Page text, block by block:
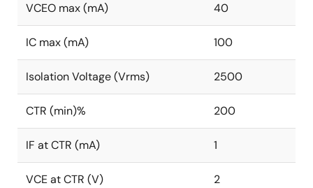
VCEO max (mA) 40
IC max (mA) 100
Isolation Voltage (Vrms) 2500
CTR (min)% 200
IF at CTR (mA) 1
VCE at CTR (V) 2